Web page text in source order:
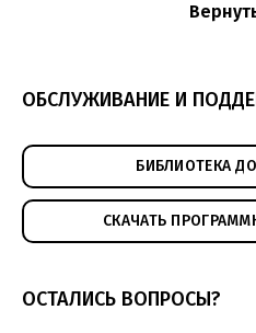
ОБСЛУЖИВАНИЕ И
БИБЛИОТЕКА
СКАЧАТЬ
ОСТАЛИСЬ ВОПРОСЫ?